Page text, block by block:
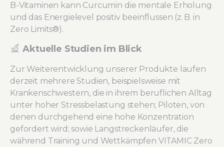
B-Vitaminen kann Curcumin die mentale Erholung
und das Energielevel positiv beeinflussen (z. B. in
Zero Limits®).
Aktuelle Studien im Blick
Zur Weiterentwicklung unserer Produkte laufen
derzeit mehrere Studien, beispielsweise mit
Krankenschwestern, die in ihrem beruflichen Alltag
unter hoher Stressbelastung stehen; Piloten, von
denen durchgehend eine hohe Konzentration
gefordert wird; sowie Langstreckenläufer, die
während Training und Wettkämpfen VITAMIC Zero